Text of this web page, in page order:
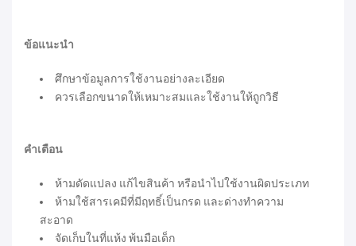
ข้อแนะนำ
ศึกษาข้อมูลการใช้งานอย่างละเอียด
ควรเลือกขนาดให้เหมาะสมและใช้งานให้ถูกวิธี
คำเตือน
ห้ามดัดแปลง แก้ไขสินค้า หรือนำไปใช้งานผิดประเภท
ห้ามใช้สารเคมีที่มีฤทธิ์เป็นกรด และด่างทำความ
สะอาด
จัดเก็บในที่แห้ง พ้นมือเด็ก